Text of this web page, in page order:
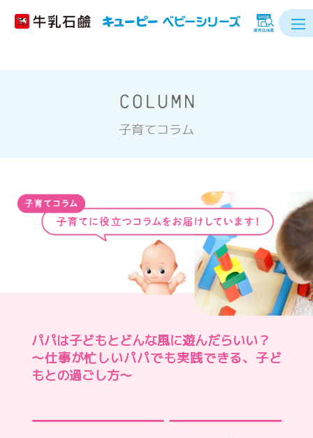
子育てコラム
パパは子どもとどんな風に遊んだらいい？
～仕事が忙しいパパでも実践できる、子ど
もとの過ごし方～